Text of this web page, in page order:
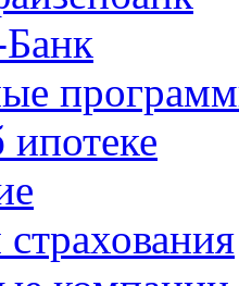
ипотеке